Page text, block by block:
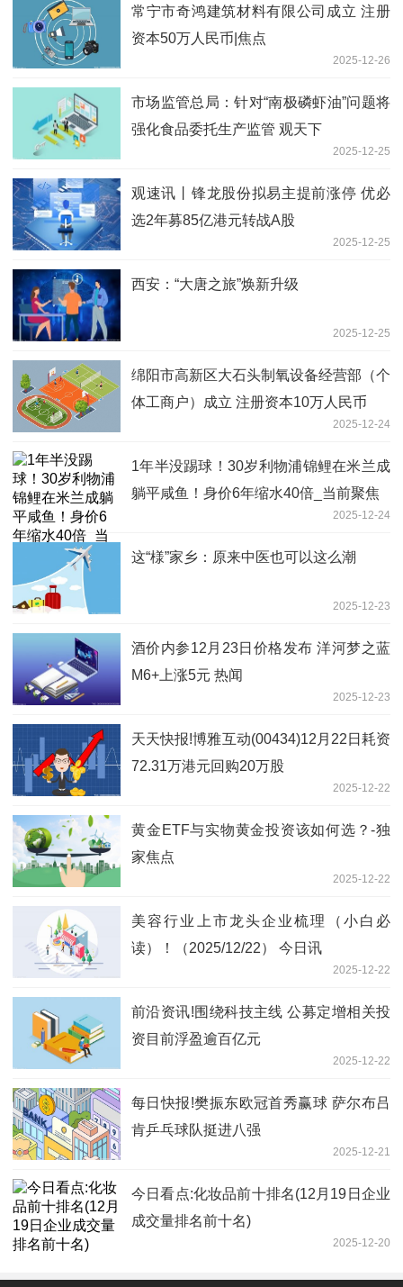
常宁市奇鸿建筑材料有限公司成立 注册
资本50万人民币|焦点
2025-12-26
市场监管总局：针对“南极磷虾油”问题将
强化食品委托生产监管 观天下
2025-12-25
观速讯丨锋龙股份拟易主提前涨停 优必
选2年募85亿港元转战A股
2025-12-25
西安：“大唐之旅”焕新升级
2025-12-25
绵阳市高新区大石头制氧设备经营部（个
体工商户）成立 注册资本10万人民币
2025-12-24
1年半没踢球！30岁利物浦锦鲤在米兰成
躺平咸鱼！身价6年缩水40倍_当前聚焦
2025-12-24
这“様”家乡：原来中医也可以这么潮
2025-12-23
酒价内参12月23日价格发布 洋河梦之蓝
M6+上涨5元 热闻
2025-12-23
天天快报!博雅互动(00434)12月22日耗资
72.31万港元回购20万股
2025-12-22
黄金ETF与实物黄金投资该如何选？-独
家焦点
2025-12-22
美容行业上市龙头企业梳理（小白必
读）！（2025/12/22） 今日讯
2025-12-22
前沿资讯!围绕科技主线 公募定增相关投
资目前浮盈逾百亿元
2025-12-22
每日快报!樊振东欧冠首秀赢球 萨尔布吕
肯乒乓球队挺进八强
2025-12-21
今日看点:化妆品前十排名(12月19日企业
成交量排名前十名)
2025-12-20